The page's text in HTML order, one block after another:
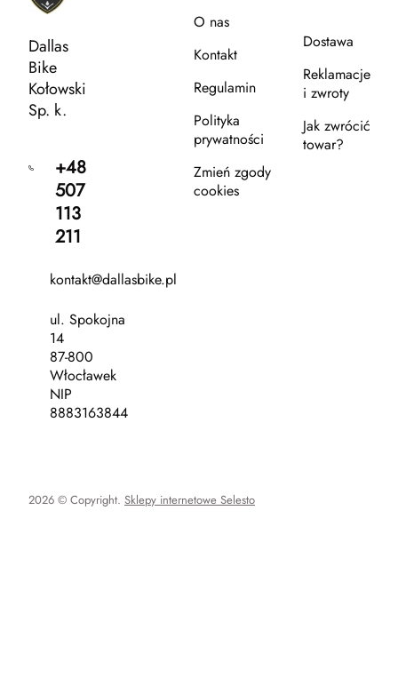
Dallas
Bike
Kołowski
Sp. k.
+48
507
113
211
kontakt@dallasbike.pl
ul. Spokojna
14
87-800
Włocławek
NIP
8883163844
O nas
Kontakt
Regulamin
Polityka
prywatności
Zmień zgody
cookies
Dostawa
Reklamacje
i zwroty
Jak zwrócić
towar?
2026 © Copyright. Sklepy internetowe Selesto